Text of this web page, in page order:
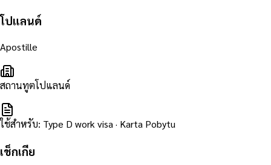
โปแลนด์
Apostille
สถานทูตโปแลนด์
ใช้สำหรับ: Type D work visa · Karta Pobytu
เช็กเกีย